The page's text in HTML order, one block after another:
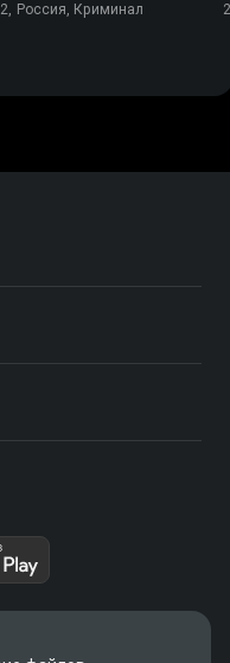
Россия, Криминал